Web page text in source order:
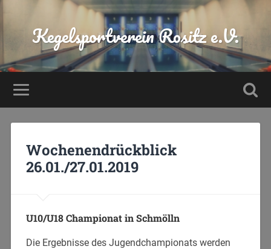
Kegelsportverein Rositz e.V.
Wochenendrückblick
26.01./27.01.2019
U10/U18 Championat in Schmölln
Die Ergebnisse des Jugendchampionats werden